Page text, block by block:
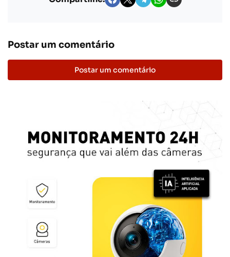
Postar um comentário
Postar um comentário